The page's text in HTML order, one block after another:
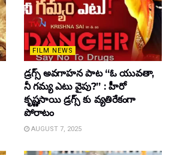
FILM NEWS
డ్రగ్స్ అవగాహన పాట “ఓ యువతా,
నీ గమ్య ఎటు వైపు?” : హీరో
కృష్ణసాయి డ్రగ్స్ కు వ్యతిరేకంగా
పోరాటం
AUGUST 7, 2025